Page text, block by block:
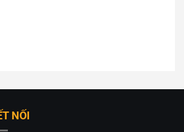
lo hư hỏng. Đây là yếu tố
NỐI